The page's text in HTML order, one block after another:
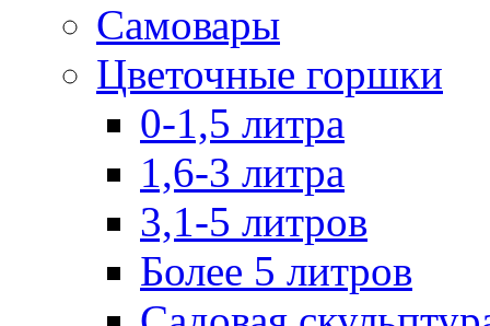
Самовары
Цветочные горшки
0-1,5 литра
1,6-3 литра
3,1-5 литров
Более 5 литров